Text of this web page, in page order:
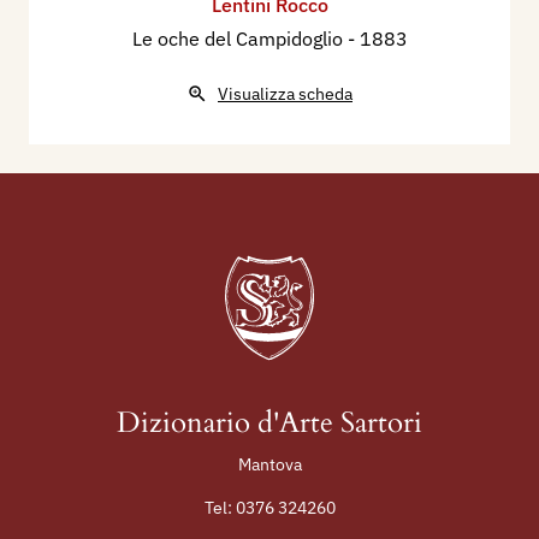
Lentini Rocco
Le oche del Campidoglio - 1883
Visualizza scheda
Dizionario d'Arte Sartori
Mantova
Tel: 0376 324260